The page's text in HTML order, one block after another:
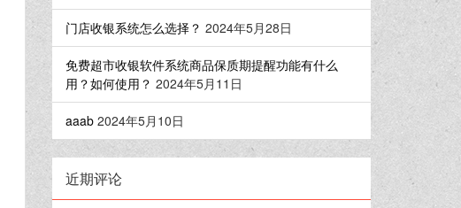
门店收银系统怎么选择？ 2024年5月28日
免费超市收银软件系统商品保质期提醒功能有什么
用？如何使用？ 2024年5月11日
aaab 2024年5月10日
近期评论